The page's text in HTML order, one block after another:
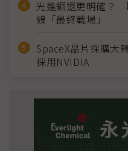
光進銅退更明確？
線「最終戰場」
SpaceX晶片採購
採用NVIDIA